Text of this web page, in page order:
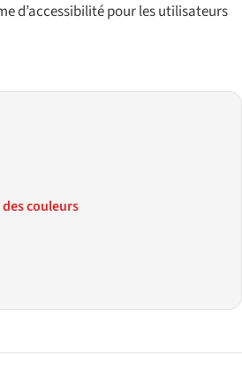
d’accessibilité pour les utilisateurs
couleurs